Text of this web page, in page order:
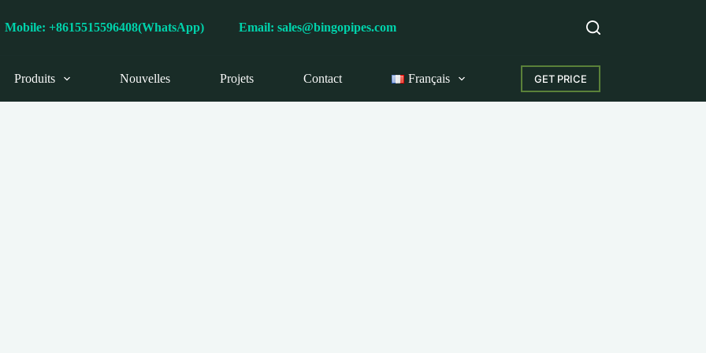
Mobile: +8615515596408(WhatsApp)Email:sales@bingopipes.com
Produits Nouvelles Projets Contact Français GET PRICE